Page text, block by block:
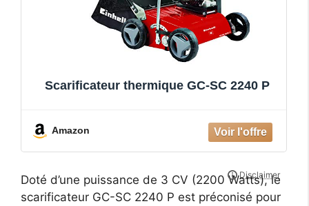
Scarificateur thermique GC-SC 2240 P
Amazon
Doté d’une puissance de 3 CV (2200 Watts), le
scarificateur GC-SC 2240 P est préconisé pour